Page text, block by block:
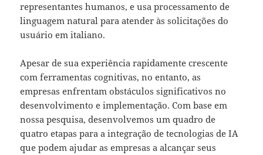
representantes humanos, e usa processamento de
linguagem natural para atender às solicitações do
usuário em italiano.
Apesar de sua experiência rapidamente crescente
com ferramentas cognitivas, no entanto, as
empresas enfrentam obstáculos significativos no
desenvolvimento e implementação. Com base em
nossa pesquisa, desenvolvemos um quadro de
quatro etapas para a integração de tecnologias de IA
que podem ajudar as empresas a alcançar seus